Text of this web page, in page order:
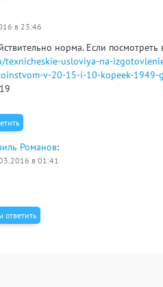
в 23:46
норма. Если
usloviya-na-
v-20-15-i-10-kopeek-1949-
Романов:
в 01:41
ответить